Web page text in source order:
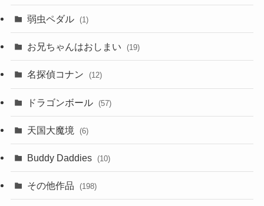
弱虫ペダル (1)
お兄ちゃんはおしまい (19)
名探偵コナン (12)
ドラゴンボール (57)
天国大魔境 (6)
Buddy Daddies (10)
その他作品 (198)